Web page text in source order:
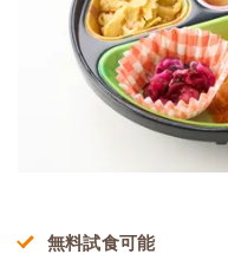
無料試食可能